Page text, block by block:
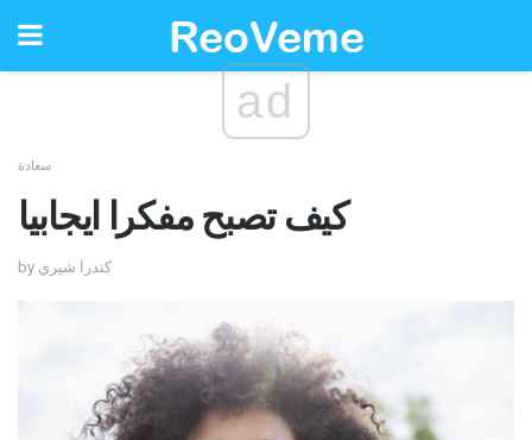
ad
سعادة
كيف تصبح مفكرا ايجابيا
by كندرا شيري